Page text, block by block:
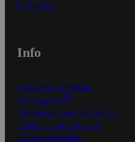
In English
Info
S-Business yrityksille
Oiva-raportit
Osuuskauppojen yhteystiedot
Tilaus- ja toimitusehdot
Tietosuojakäytäntö